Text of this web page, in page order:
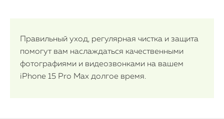
Правильный уход, регулярная чистка и защита
помогут вам наслаждаться качественными
фотографиями и видеозвонками на вашем
iPhone 15 Pro Max долгое время.